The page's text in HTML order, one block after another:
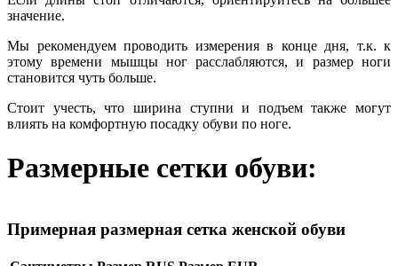
значение.
Мы рекомендуем проводить измерения в конце дня, т.к. к
этому времени мышцы ног расслабляются, и размер ноги
становится чуть больше.
Стоит учесть, что ширина ступни и подъем также могут
влиять на комфортную посадку обуви по ноге.
Размерные сетки обуви:
Примерная размерная сетка женской обуви